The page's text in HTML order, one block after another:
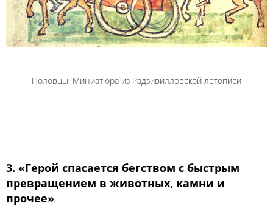
Половцы. Миниатюра из Радзивилловской летописи
3. «Герой спасается бегством с быстрым
превращением в животных, камни и
прочее»